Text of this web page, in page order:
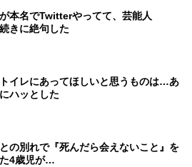
が本名でTwitterやってて、芸能人
きに絶句した
イレにあってほしいと思うものは…あ
ハッとした
の別れで『死んだら会えないこと』を
4歳児が…